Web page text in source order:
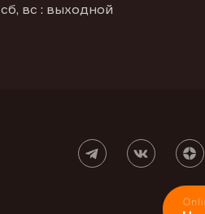
сб, вс : выходной